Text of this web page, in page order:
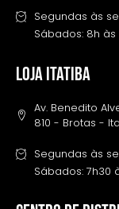
Segundas às
Sábados: 8h às
LOJA ITATIBA
Av. Benedito
810 - Brotas -
Segundas às
Sábados: 7h30